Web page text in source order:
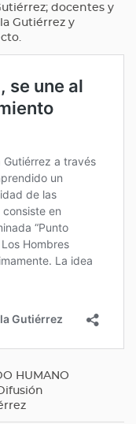
docentes y
Gutiérrez y
HUMANO